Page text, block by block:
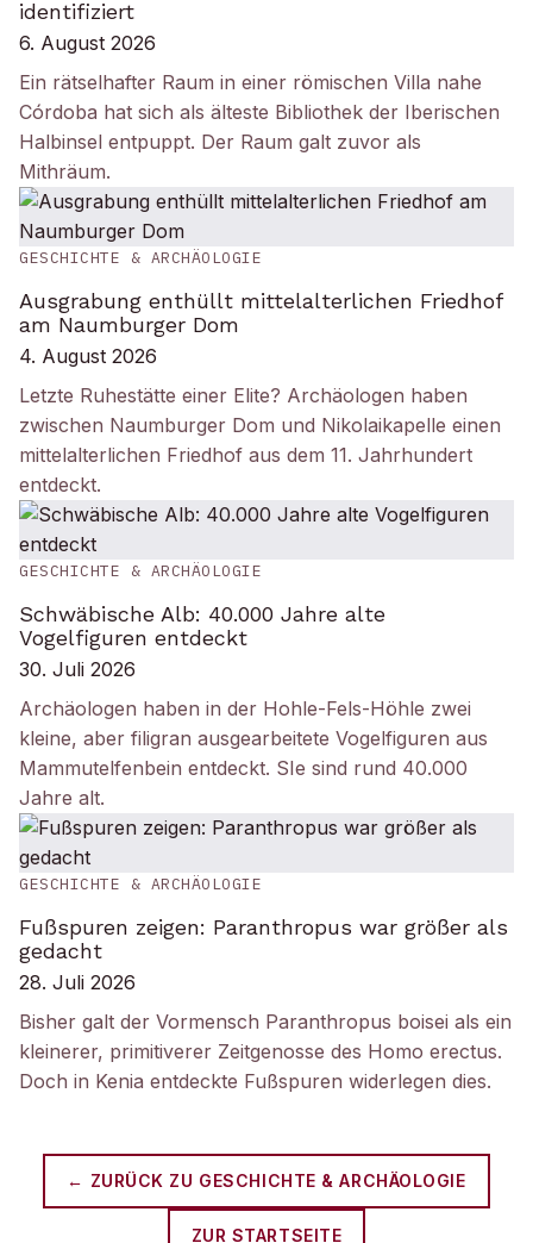
identifiziert
6. August 2026
Ein rätselhafter Raum in einer römischen Villa nahe
Córdoba hat sich als älteste Bibliothek der Iberischen
Halbinsel entpuppt. Der Raum galt zuvor als
Mithräum.
GESCHICHTE & ARCHÄOLOGIE
Ausgrabung enthüllt mittelalterlichen Friedhof
am Naumburger Dom
4. August 2026
Letzte Ruhestätte einer Elite? Archäologen haben
zwischen Naumburger Dom und Nikolaikapelle einen
mittelalterlichen Friedhof aus dem 11. Jahrhundert
entdeckt.
GESCHICHTE & ARCHÄOLOGIE
Schwäbische Alb: 40.000 Jahre alte
Vogelfiguren entdeckt
30. Juli 2026
Archäologen haben in der Hohle-Fels-Höhle zwei
kleine, aber filigran ausgearbeitete Vogelfiguren aus
Mammutelfenbein entdeckt. SIe sind rund 40.000
Jahre alt.
GESCHICHTE & ARCHÄOLOGIE
Fußspuren zeigen: Paranthropus war größer als
gedacht
28. Juli 2026
Bisher galt der Vormensch Paranthropus boisei als ein
kleinerer, primitiverer Zeitgenosse des Homo erectus.
Doch in Kenia entdeckte Fußspuren widerlegen dies.
← ZURÜCK ZU GESCHICHTE & ARCHÄOLOGIE
ZUR STARTSEITE